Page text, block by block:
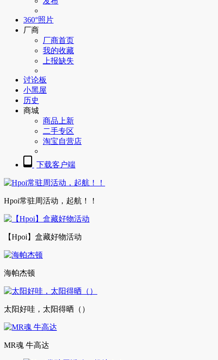
360°照片
厂商
厂商首页
我的收藏
上报缺失
讨论板
小黑屋
历史
商城
商品上新
二手专区
淘宝自营店
下载客户端
Hpoi常驻周活动，起航！！
【Hpoi】盒藏好物活动
海帕杰顿
太阳好哇，太阳得晒（）
MR魂 牛高达